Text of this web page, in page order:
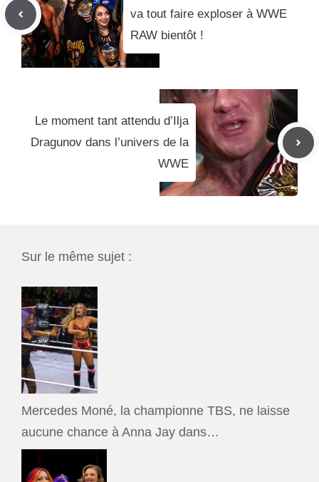
va tout faire exploser à WWE
RAW bientôt !
Le moment tant attendu d’Ilja
Dragunov dans l’univers de la
WWE
Sur le même sujet :
Mercedes Moné, la championne TBS, ne laisse
aucune chance à Anna Jay dans…